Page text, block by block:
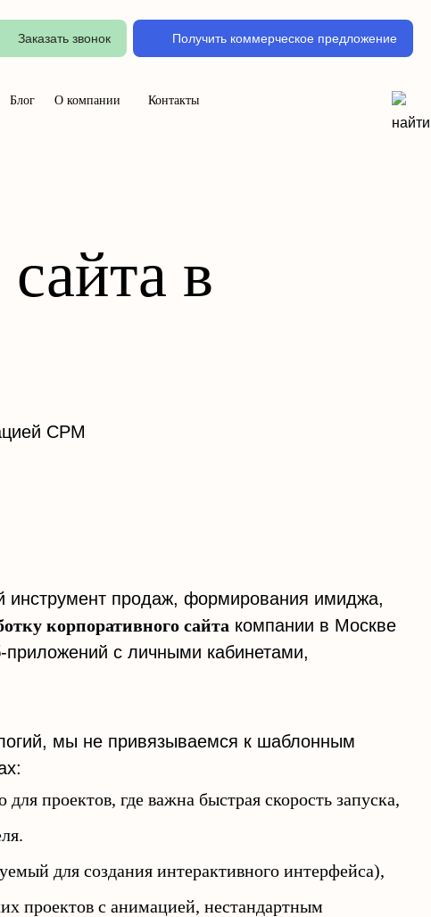
Заказать звонок Получить коммерческое предложение
Блог О компании Контакты
в
СРМ
инструмент продаж, формирования имиджа,
корпоративного сайта компании в Москве
с личными кабинетами,
мы не привязываемся к шаблонным
проектов, где важна быстрая скорость запуска,
для создания интерактивного интерфейса),
проектов с анимацией, нестандартным